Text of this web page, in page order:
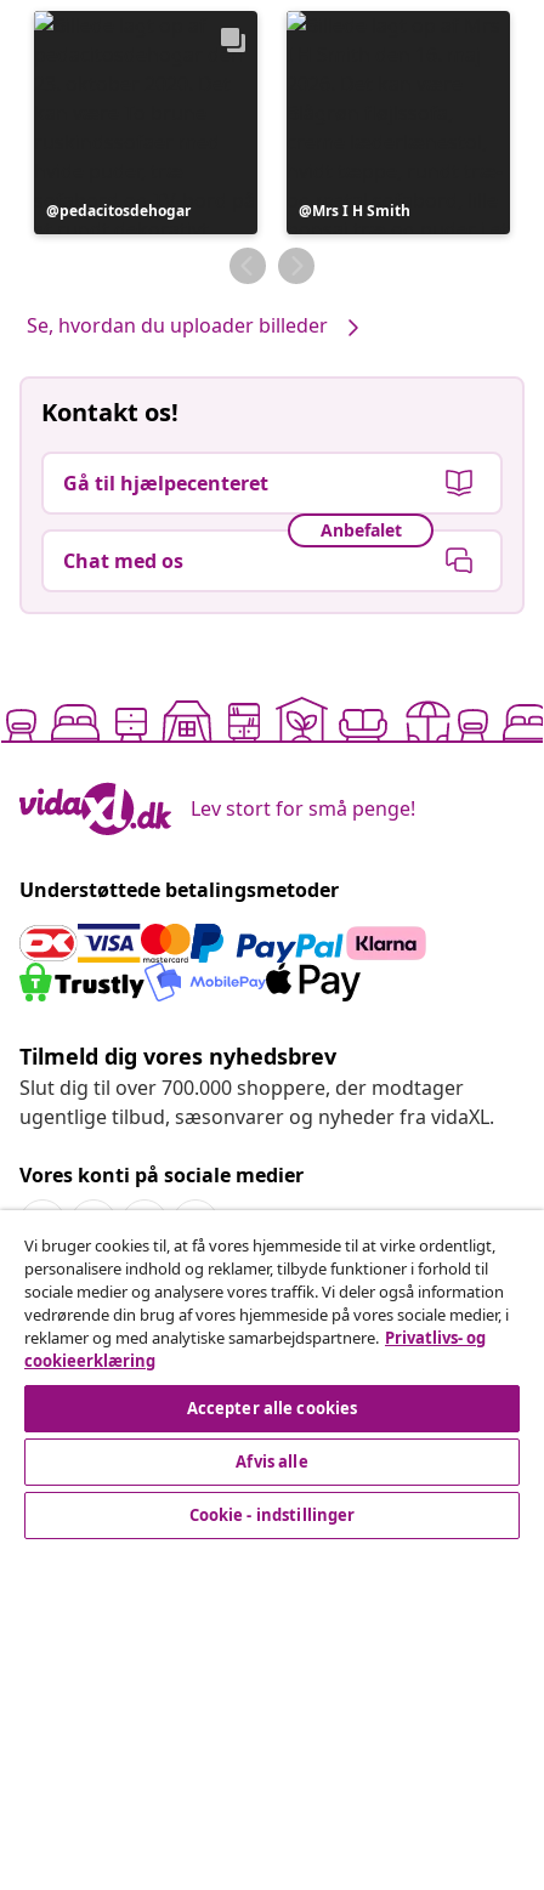
Opslag
offentliggjort
pedacitosdehogar
Opslag
offentliggjort
af
Mrs I H Smith
Se, hvordan du uploader billeder
Kontakt os!
Gå til hjælpecenteret
Anbefalet
Chat med os
Lev stort for små penge!
Understøttede betalingsmetoder
Tilmeld dig vores nyhedsbrev
Slut dig til over 700.000 shoppere, der modtager
ugentlige tilbud, sæsonvarer og nyheder fra vidaXL.
Vores konti på sociale medier
Fortryd køb
Indsend en anmodning om at fortryde din ordre.
Fortryd køb
Kundeservice
Vi bruger cookies til, at få vores hjemmeside til at virke ordentligt,
personalisere indhold og reklamer, tilbyde funktioner i forhold til
sociale medier og analysere vores traffik. Vi deler også information
vedrørende din brug af vores hjemmeside på vores sociale medier, i
reklamer og med analytiske samarbejdspartnere. Privatlivs- og
cookieerklæring
Accepter alle cookies
Afvis alle
Cookie - indstillinger